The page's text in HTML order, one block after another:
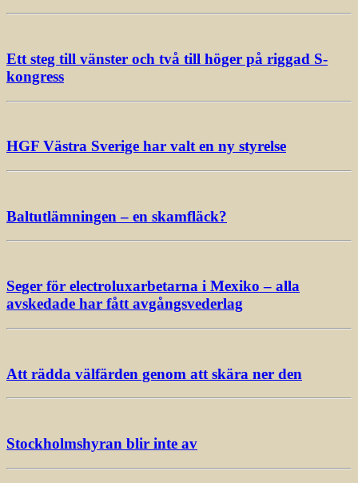
Ett steg till vänster och två till höger på riggad S-
kongress
HGF Västra Sverige har valt en ny styrelse
Baltutlämningen – en skamfläck?
Seger för electroluxarbetarna i Mexiko – alla
avskedade har fått avgångsvederlag
Att rädda välfärden genom att skära ner den
Stockholmshyran blir inte av